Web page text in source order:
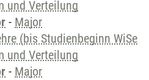
und Verteilung
- Major
(bis Studienbeginn WiSe
und Verteilung
- Major